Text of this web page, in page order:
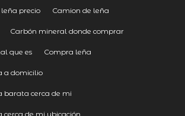
precio Camion de leña
Carbón mineral donde comprar
que es Compra leña
a domicilio
barata cerca de mi
cerca de mi ubicación